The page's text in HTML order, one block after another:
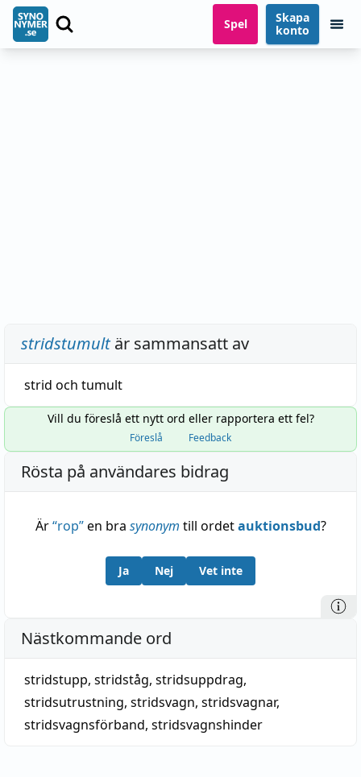
Spel
Skapa
konto
stridstumultär sammansatt av
strid och tumult
Vill du föreslå ett nytt ord eller rapportera ett fel?
Föreslå Feedback
Rösta på användares bidrag
Är“rop”en bra synonym till ordetauktionsbud?
Ja Nej Vet inte
Nästkommande ord
stridstupp, stridståg, stridsuppdrag,
stridsutrustning, stridsvagn, stridsvagnar,
stridsvagnsförband, stridsvagnshinder